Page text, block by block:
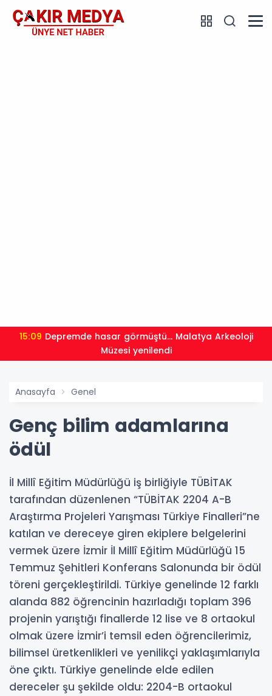
15:09
Müzesi yenilendi
Anasayfa Genel
Genç bilim adamlarına
ödül
İl Millî Eğitim Müdürlüğü iş birliğiyle TÜBİTAK
tarafından düzenlenen “TÜBİTAK 2204 A-B
Araştırma Projeleri Yarışması Türkiye Finalleri”ne
katılan ve dereceye giren ekiplere belgelerini
vermek üzere İzmir İl Millî Eğitim Müdürlüğü 15
Temmuz Şehitleri Konferans Salonunda bir ödül
töreni gerçekleştirildi. Türkiye genelinde 12 farklı
alanda 882 öğrencinin hazırladığı toplam 396
projenin yarıştığı finallerde 12 lise ve 8 ortaokul
olmak üzere İzmir’i temsil eden öğrencilerimiz,
bilimsel üretkenlikleri ve yenilikçi yaklaşımlarıyla
öne çıktı. Türkiye genelinde elde edilen
dereceler şu şekilde oldu: 2204-B ortaokul